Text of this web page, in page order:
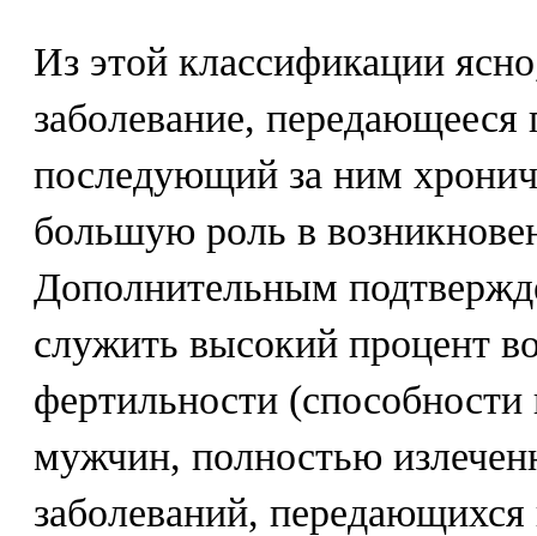
Из этой классификации
заболевание,
последующий за ним
большую роль в
Дополнительным
служить высокий процент
фертильности
мужчин, полностью
заболеваний,